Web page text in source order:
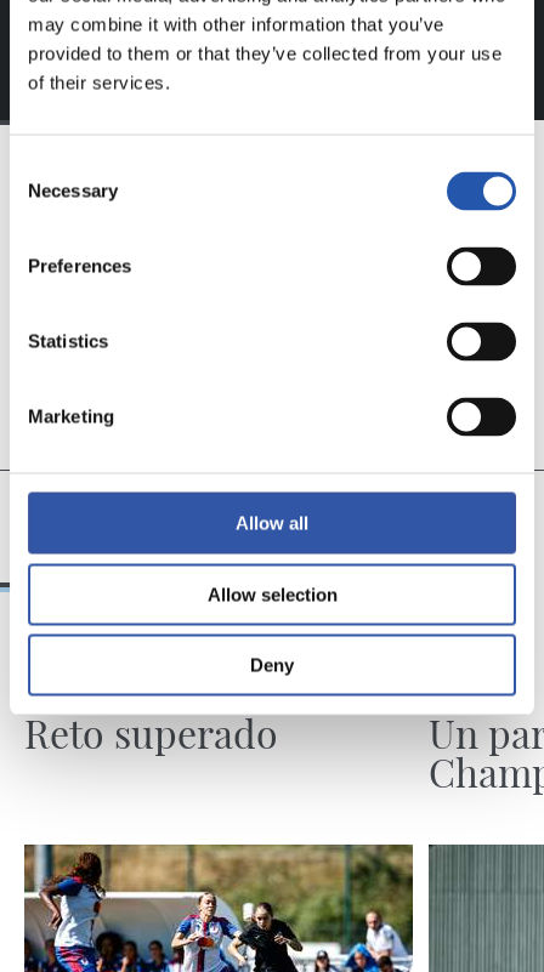
may combine it with other information that you’ve
provided to them or that they’ve collected from your use
of their services.
Selection
Necessary
Preferences
Statistics
Marketing
Allow all
Allow selection
Deny
11 19
Reto superado Un